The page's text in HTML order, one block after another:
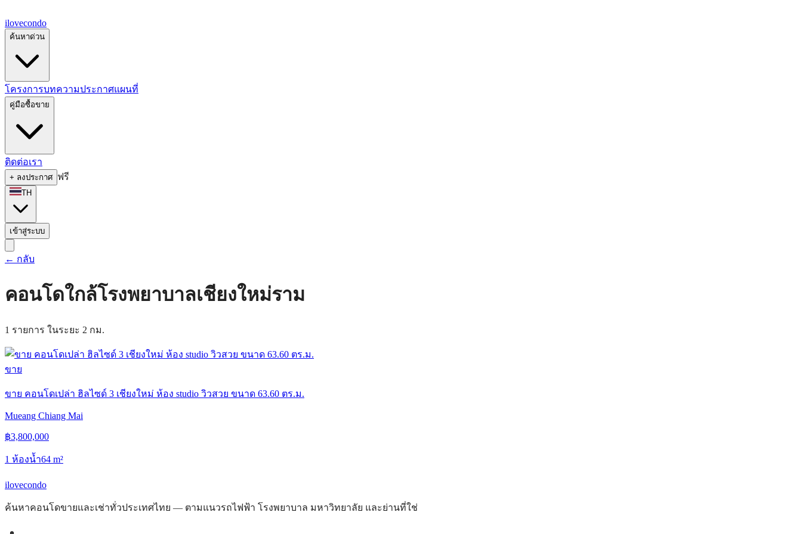
ilovecondo
ค้นหาด่วน
โครงการบทความประกาศแผนที่
คู่มือซื้อขาย
ติดต่อเรา
+ ลงประกาศ ฟรี
TH
เข้าสู่ระบบ
← กลับ
คอนโดใกล้โรงพยาบาลเชียงใหม่ราม
1 รายการ ในระยะ 2 กม.
ขาย
ขาย คอนโดเปล่า ฮิลไซด์ 3 เชียงใหม่ ห้อง studio วิวสวย ขนาด 63.60 ตร.ม.
Mueang Chiang Mai
฿3,800,000
1 ห้องน้ำ64 m²
ilovecondo
ค้นหาคอนโดขายและเช่าทั่วประเทศไทย — ตามแนวรถไฟฟ้า โรงพยาบาล มหาวิทยาลัย และย่านที่ใช่